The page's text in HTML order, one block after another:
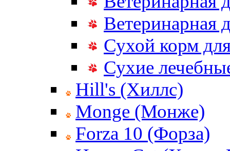
Ветеринарная
Сухой корм
Сухие
Hill's (Хиллс)
Monge (Монже)
Forza 10 (Форза)